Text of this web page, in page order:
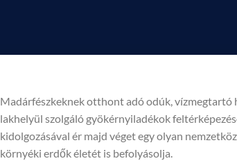
Madárfészkeknek otthont adó odúk, vízmegtartó
lakhelyül szolgáló gyökérnyiladékok
kidolgozásával ér majd véget egy olyan
környéki erdők életét is befolyásolja.